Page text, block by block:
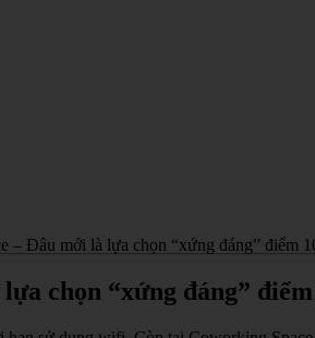
– Đâu mới là lựa chọn “xứng đáng” điểm
chọn “xứng đáng”